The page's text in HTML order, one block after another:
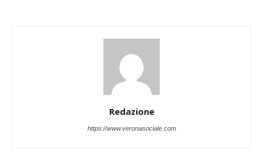
Redazione
https://www.veronasociale.com